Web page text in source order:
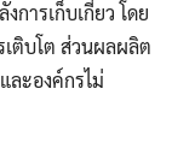
ารเก็บเกี่ยว โดย
ติบโต ส่วนผลผลิต
ละองค์กรไม่